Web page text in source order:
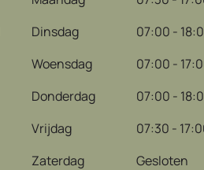
Dinsdag
07:00 -
Woensdag
07:00 -
Donderdag
07:00 -
Vrijdag
07:30 -
Zaterdag
Gesloten